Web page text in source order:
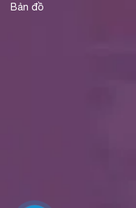
Bản đồ